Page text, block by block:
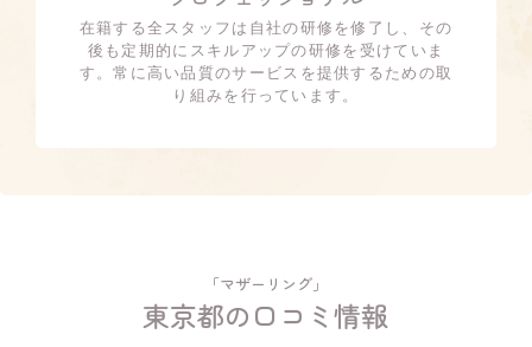
在籍する全スタッフは自社の研修を修了し、その
後も定期的にスキルアップの研修を受けていま
す。常に高い品質のサービスを提供するための取
り組みを行っています。
「マザーリング」
東京都の口コミ情報